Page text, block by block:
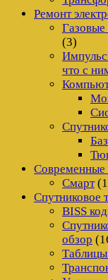
Ремонт
Газовые
(3)
что с
Современные
Смарт
Спутниковое
BISS
обзор